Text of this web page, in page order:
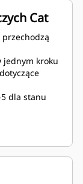
Cat
przechodzą
jednym kroku
dla stanu